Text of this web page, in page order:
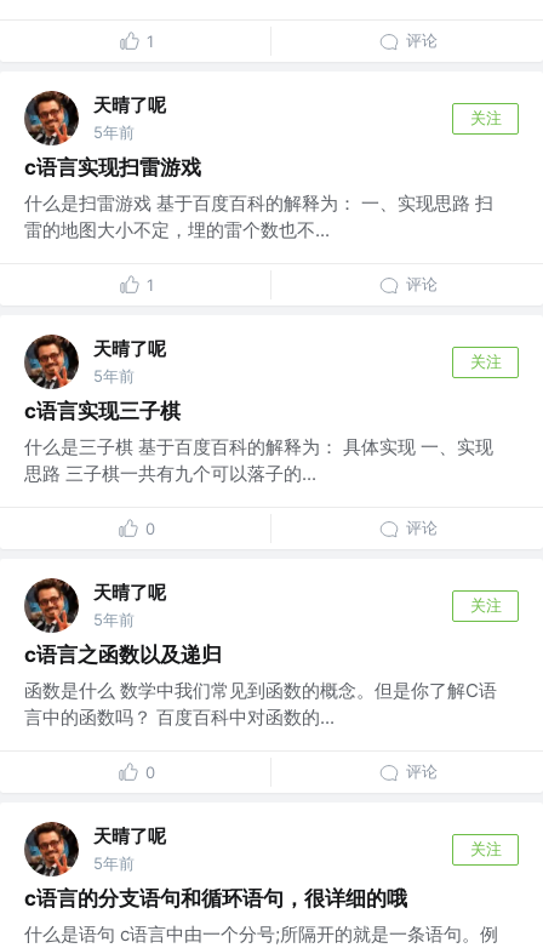
1 评论
天晴了呢
5年前
关注
c语言实现扫雷游戏
什么是扫雷游戏 基于百度百科的解释为： 一、实现思路 扫
雷的地图大小不定，埋的雷个数也不...
1 评论
天晴了呢
5年前
关注
c语言实现三子棋
什么是三子棋 基于百度百科的解释为： 具体实现 一、实现
思路 三子棋一共有九个可以落子的...
0 评论
天晴了呢
5年前
关注
c语言之函数以及递归
函数是什么 数学中我们常见到函数的概念。但是你了解C语
言中的函数吗？ 百度百科中对函数的...
0 评论
天晴了呢
5年前
关注
c语言的分支语句和循环语句，很详细的哦
什么是语句 c语言中由一个分号;所隔开的就是一条语句。例